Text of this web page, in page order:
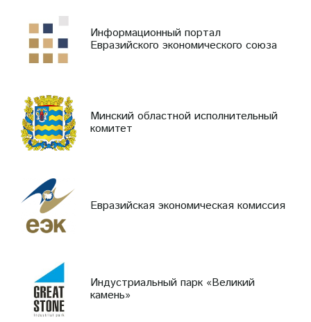
Информационный портал
Евразийского экономического союза
Минский областной исполнительный
комитет
Евразийская экономическая комиссия
Индустриальный парк «Великий
камень»